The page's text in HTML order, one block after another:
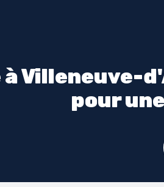
à Villeneuve-
pour